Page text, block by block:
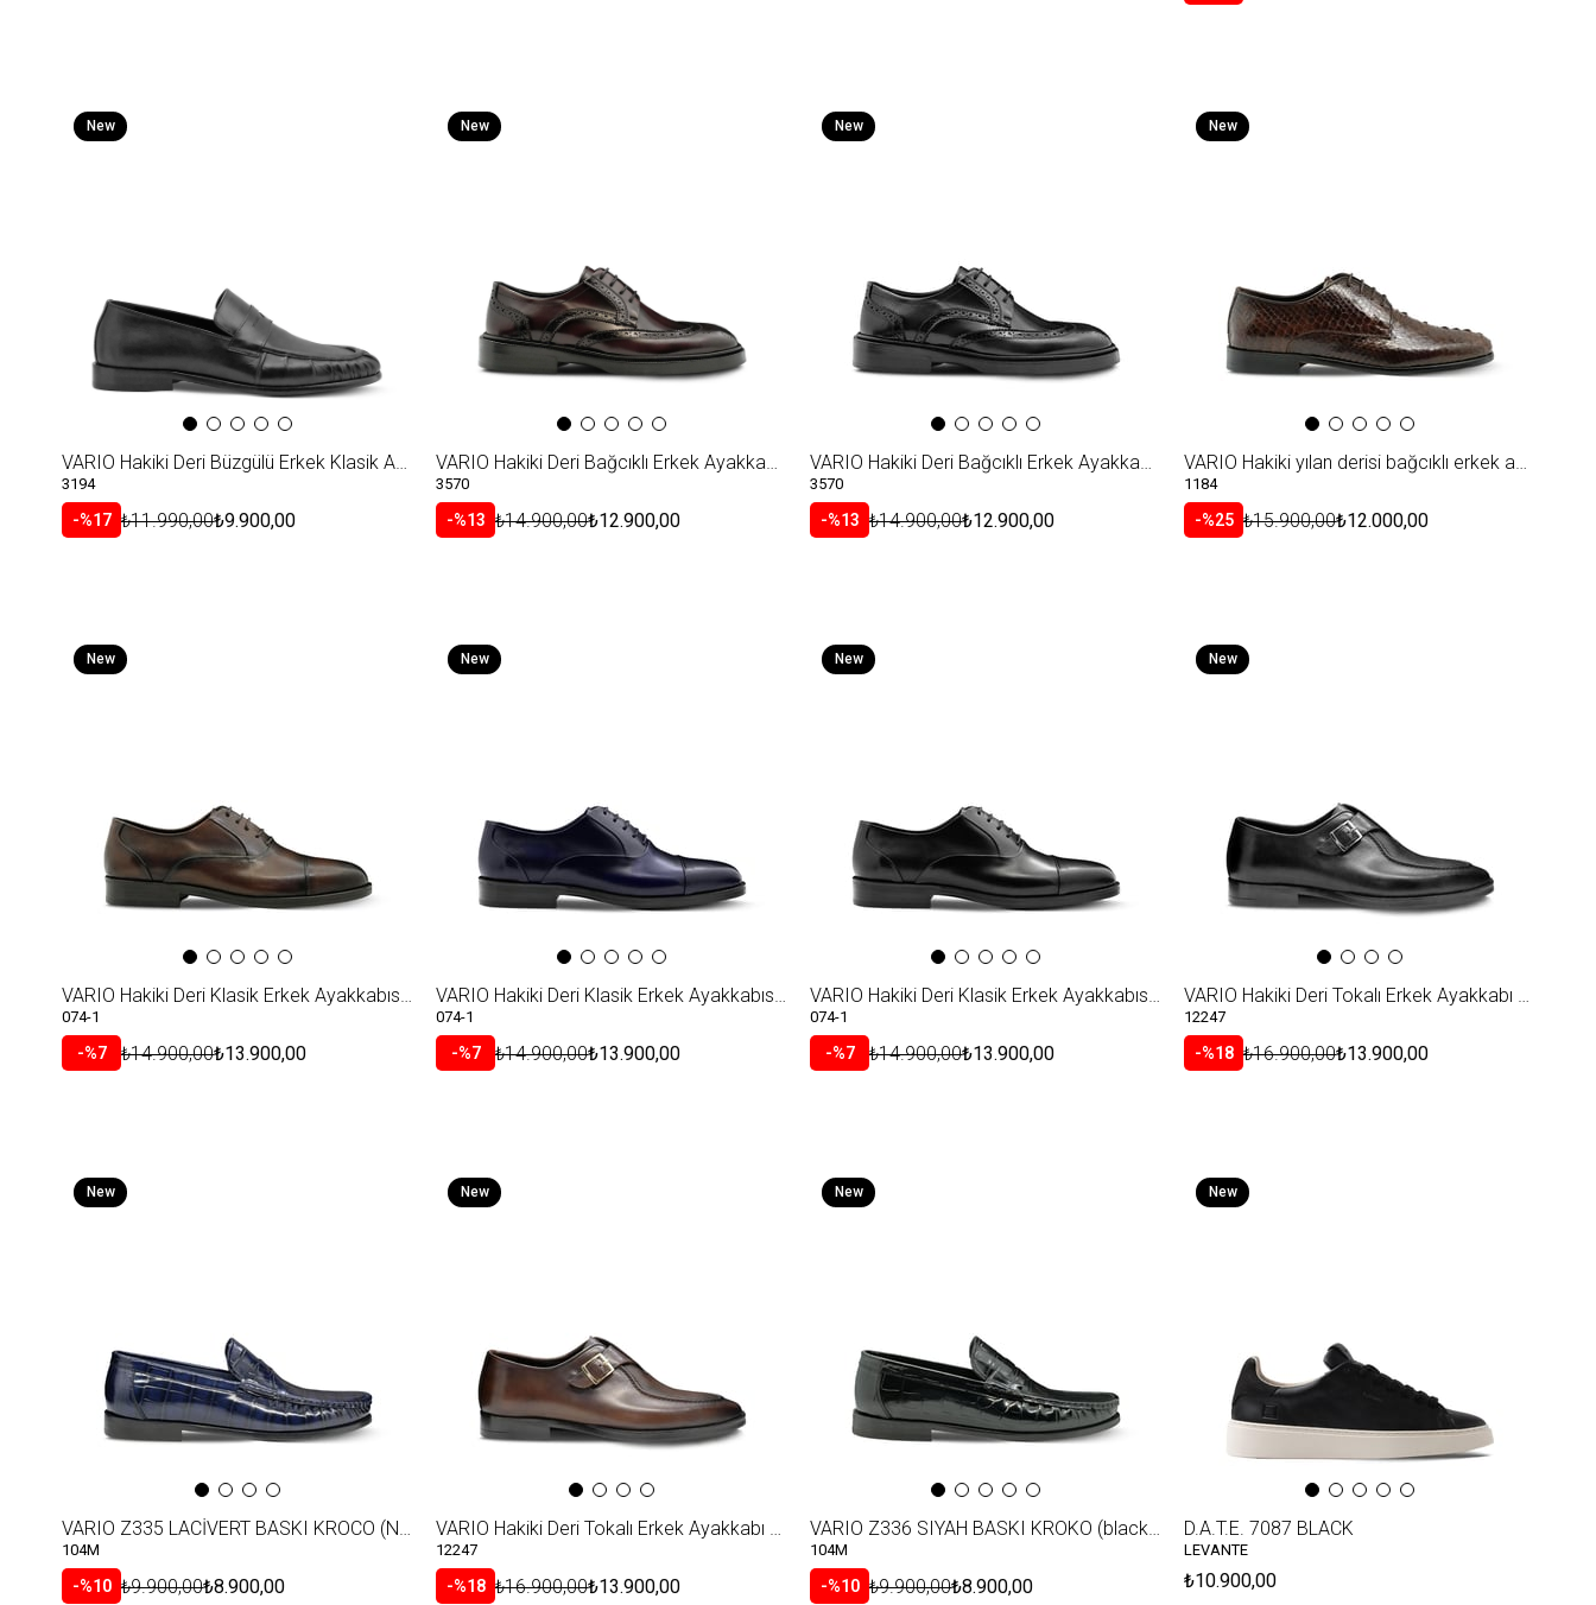
VARIO Hakiki Deri Büzgülü Erkek Klasik Ayakkabı 053 SIYAH (Black)
3194
%17 ₺9.900,00
₺11.990,00
New
VARIO Hakiki Deri Bağcıklı Erkek Ayakkabı 371 BORDO (burgundy)
3570
%13 ₺12.900,00
₺14.900,00
New
VARIO Hakiki Deri Bağcıklı Erkek Ayakkabı 053 SIYAH (Black)
3570
%13 ₺12.900,00
₺14.900,00
New
VARIO Hakiki yılan derisi bağcıklı erkek ayakkabı Z150 ORJ.PİTON KAHVE (Original Python Brown)
1184
%25 ₺12.000,00
₺15.900,00
New
VARIO Hakiki Deri Klasik Erkek Ayakkabısı 2116 KAHVERENGİ (Brown)
074-1
%7 ₺13.900,00
₺14.900,00
New
VARIO Hakiki Deri Klasik Erkek Ayakkabısı A06 NAVY(Lacivert)
074-1
%7 ₺13.900,00
₺14.900,00
New
VARIO Hakiki Deri Klasik Erkek Ayakkabısı 7107 BLACK (Siyah)
074-1
%7 ₺13.900,00
₺14.900,00
New
VARIO Hakiki Deri Tokalı Erkek Ayakkabı 053 SIYAH (Black)
12247
%18 ₺13.900,00
₺16.900,00
New
VARIO Z335 LACİVERT BASKI KROCO (Navy blue print croco)
104M
%10 ₺8.900,00
₺9.900,00
New
VARIO Hakiki Deri Tokalı Erkek Ayakkabı 758 COGNAC (Konyak)
12247
%18 ₺13.900,00
₺16.900,00
New
VARIO Z336 SIYAH BASKI KROKO (black print croco)
104M
%10 ₺8.900,00
₺9.900,00
New
D.A.T.E. 7087 BLACK
LEVANTE
₺10.900,00
New